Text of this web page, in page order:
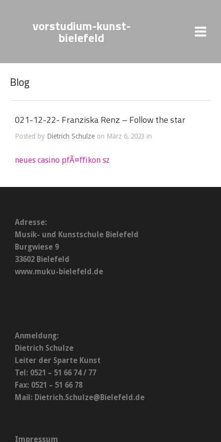
vorstudium-kunst-
bielefeld
Blog
021-12-22- Franziska Renz – Follow the star
Posted by Dietrich Schulze on März 6, 2023 in
neues casino pfÃ¤ffikon sz
Adresse:
Musik- und Kunstschule Bielefeld
Burgwiese 9
33602 Bielefeld
www.muku-bielefeld.de
Anmeldung:
Dietrich Schulze
Leiter der Sparte Kunst
Tel: 0521 – 51 66 74 / 77
Fax: 0521 – 51 66 78
Mail: Dietrich.Schulze@Bielefeld.de
Impressum